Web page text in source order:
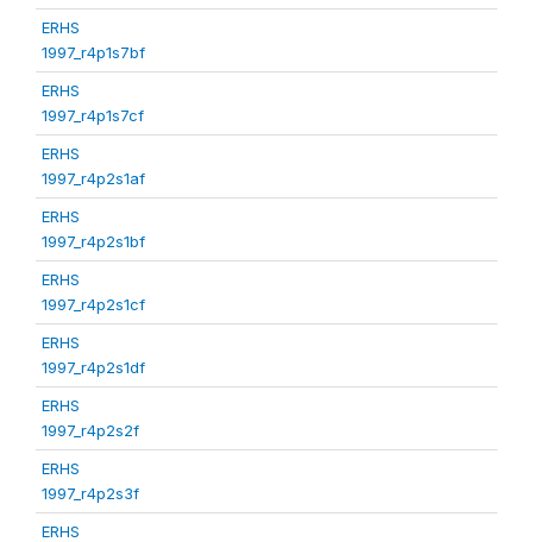
ERHS
1997_r4p1s7bf
ERHS
1997_r4p1s7cf
ERHS
1997_r4p2s1af
ERHS
1997_r4p2s1bf
ERHS
1997_r4p2s1cf
ERHS
1997_r4p2s1df
ERHS
1997_r4p2s2f
ERHS
1997_r4p2s3f
ERHS